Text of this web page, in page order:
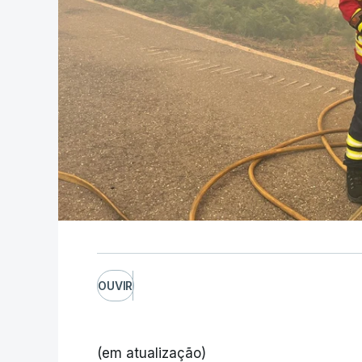
OUVIR
(em atualização)